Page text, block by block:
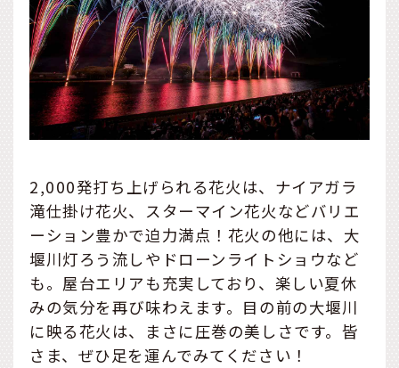
2,000発打ち上げられる花火は、ナイアガラ
滝仕掛け花火、スターマイン花火などバリエ
ーション豊かで迫力満点！花火の他には、大
堰川灯ろう流しやドローンライトショウなど
も。屋台エリアも充実しており、楽しい夏休
みの気分を再び味わえます。目の前の大堰川
に映る花火は、まさに圧巻の美しさです。皆
さま、ぜひ足を運んでみてください！